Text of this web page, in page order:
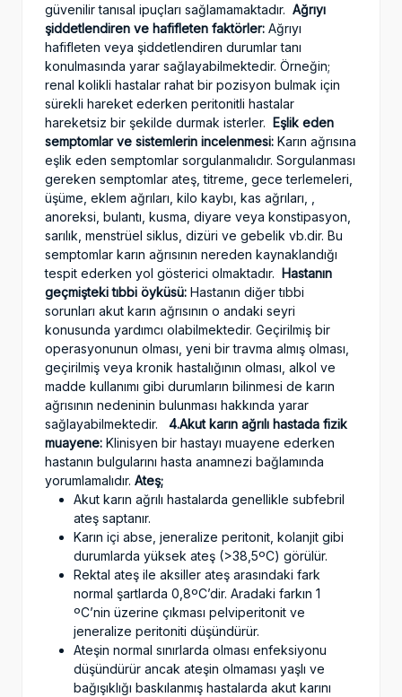
güvenilir tanısal ipuçları sağlamamaktadır. Ağrıyı
şiddetlendiren ve hafifleten faktörler: Ağrıyı
hafifleten veya şiddetlendiren durumlar tanı
konulmasında yarar sağlayabilmektedir. Örneğin;
renal kolikli hastalar rahat bir pozisyon bulmak için
sürekli hareket ederken peritonitli hastalar
hareketsiz bir şekilde durmak isterler. Eşlik eden
semptomlar ve sistemlerin incelenmesi: Karın ağrısına
eşlik eden semptomlar sorgulanmalıdır. Sorgulanması
gereken semptomlar ateş, titreme, gece terlemeleri,
üşüme, eklem ağrıları, kilo kaybı, kas ağrıları, ,
anoreksi, bulantı, kusma, diyare veya konstipasyon,
sarılık, menstrüel siklus, dizüri ve gebelik vb.dir. Bu
semptomlar karın ağrısının nereden kaynaklandığı
tespit ederken yol gösterici olmaktadır. Hastanın
geçmişteki tıbbi öyküsü: Hastanın diğer tıbbi
sorunları akut karın ağrısının o andaki seyri
konusunda yardımcı olabilmektedir. Geçirilmiş bir
operasyonunun olması, yeni bir travma almış olması,
geçirilmiş veya kronik hastalığının olması, alkol ve
madde kullanımı gibi durumların bilinmesi de karın
ağrısının nedeninin bulunması hakkında yarar
sağlayabilmektedir.
4.Akut karın ağrılı hastada fizik
muayene: Klinisyen bir hastayı muayene ederken
hastanın bulgularını hasta anamnezi bağlamında
yorumlamalıdır. Ateş;
Akut karın ağrılı hastalarda genellikle subfebril
ateş saptanır.
Karın içi abse, jeneralize peritonit, kolanjit gibi
durumlarda yüksek ateş (>38,5ºC) görülür.
Rektal ateş ile aksiller ateş arasındaki fark
normal şartlarda 0,8ºC’dir. Aradaki farkın 1
ºC’nin üzerine çıkması pelviperitonit ve
jeneralize peritoniti düşündürür.
Ateşin normal sınırlarda olması enfeksiyonu
düşündürür ancak ateşin olmaması yaşlı ve
bağışıklığı baskılanmış hastalarda akut karını